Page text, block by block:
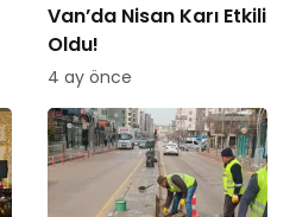
Van’da Nisan Karı Etkili
Oldu!
4 ay önce